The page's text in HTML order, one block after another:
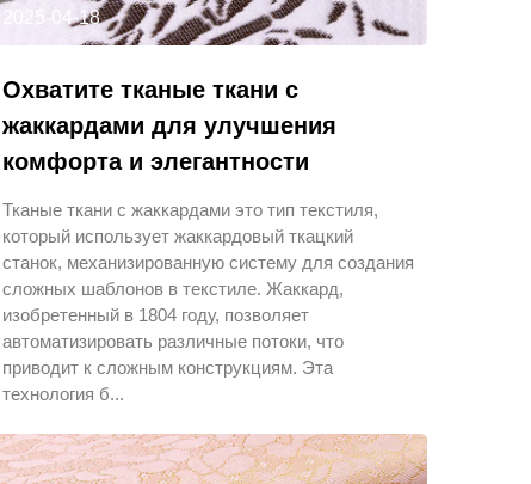
2025-04-18
Охватите тканые ткани с
жаккардами для улучшения
комфорта и элегантности
Тканые ткани с жаккардами это тип текстиля,
который использует жаккардовый ткацкий
станок, механизированную систему для создания
сложных шаблонов в текстиле. Жаккард,
изобретенный в 1804 году, позволяет
автоматизировать различные потоки, что
приводит к сложным конструкциям. Эта
технология б...